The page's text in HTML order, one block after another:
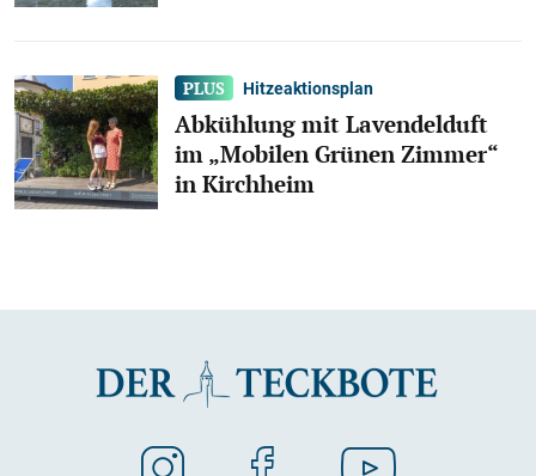
Hitzeaktionsplan
Abkühlung mit Lavendelduft
im „Mobilen Grünen Zimmer“
in Kirchheim